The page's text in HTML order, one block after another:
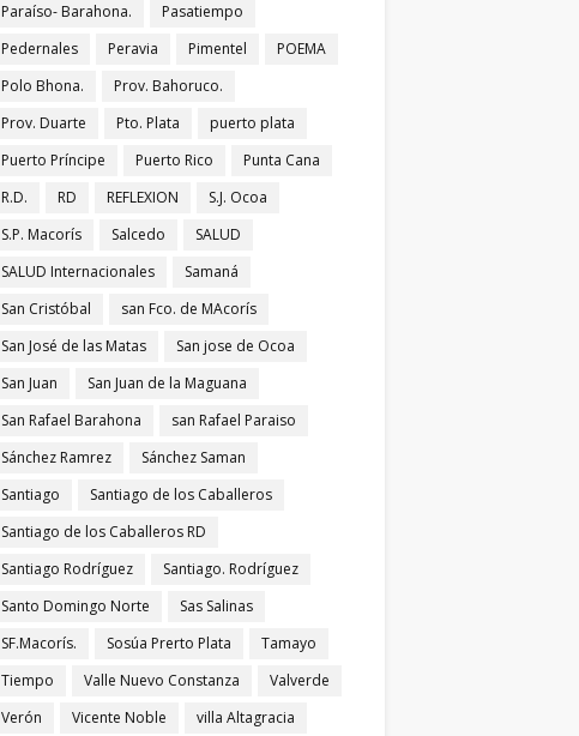
Paraíso- Barahona.
Pasatiempo
Pedernales
Peravia Pimentel
POEMA
Polo Bhona.
Prov. Bahoruco.
Prov. Duarte
Pto. Plata
puerto plata
Puerto Príncipe
Puerto Rico
Punta Cana
R.D.
RD REFLEXION
S.J. Ocoa
S.P. Macorís
Salcedo
SALUD
SALUD Internacionales
Samaná
San Cristóbal
san Fco. de MAcorís
San José de las Matas
San jose de Ocoa
San Juan
San Juan de la Maguana
San Rafael Barahona
san Rafael Paraiso
Sánchez Ramrez
Sánchez Saman
Santiago
Santiago de los Caballeros
Santiago de los Caballeros RD
Santiago Rodríguez
Santiago. Rodríguez
Santo Domingo Norte
Sas Salinas
SF.Macorís.
Sosúa Prerto Plata
Tamayo
Tiempo
Valle Nuevo Constanza
Valverde
Verón
Vicente Noble villa Altagracia